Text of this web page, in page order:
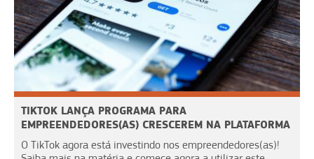
TIKTOK LANÇA PROGRAMA PARA
EMPREENDEDORES(AS) CRESCEREM NA PLATAFORMA
O TikTok agora está investindo nos empreendedores(as)!